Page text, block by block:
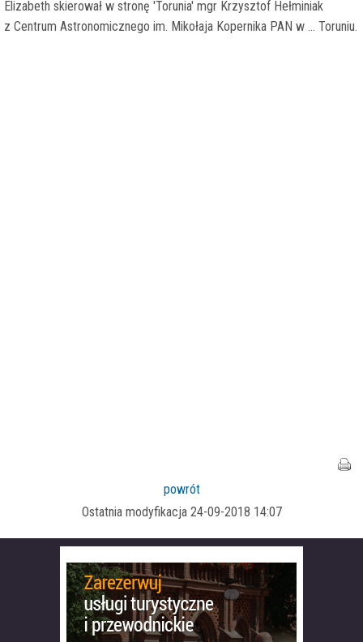
Elizabeth skierował w stronę 'Torunia' mgr Krzysztof Hełminiak
z Centrum Astronomicznego im. Mikołaja Kopernika PAN w ... Toruniu.
powrót
Ostatnia modyfikacja 24-09-2018 14:07